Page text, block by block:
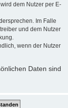
dem Nutzer per E-
Im Falle
und dem Nutzer
wenn der Nutzer
Daten sind